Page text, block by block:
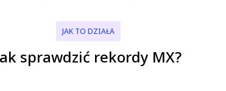
JAK TO DZIAŁA
sprawdzić rekordy MX?